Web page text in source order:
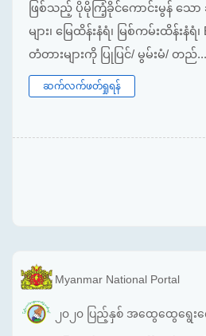
ဖြစ်သည့် ပိုမိုကြံ့ခိုင်ကောင်းမွန် သေ
များ၊ မြေထိန်းနံရံ၊ မြစ်ကမ်းထိန်းနံရံ၊
တံတားများကို ပြုပြင်/ မွမ်းမံ/ တည်...
ဆက်လက်ဖတ်ရှုရန်
Myanmar National Portal
၂၀၂၀ ပြည့်နှစ် အထွေထွေရွေး